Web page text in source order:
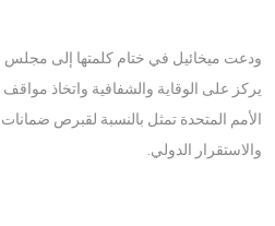
ودعت ميخائيل في ختام كلمتها إلى مجلس
يركز على الوقاية والشفافية واتخاذ
الأمم المتحدة تمثل بالنسبة لقبرص
والاستقرار الدولي.